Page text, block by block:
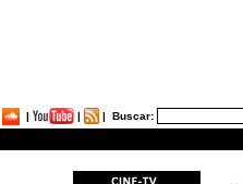
| | | Buscar: